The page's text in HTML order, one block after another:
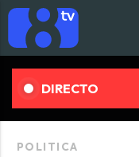
DIRECTO
POLITICA